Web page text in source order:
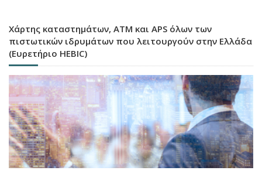
Χάρτης καταστημάτων, ATM και APS όλων των
πιστωτικών ιδρυμάτων που λειτουργούν στην Ελλάδα
(Ευρετήριο HEBIC)